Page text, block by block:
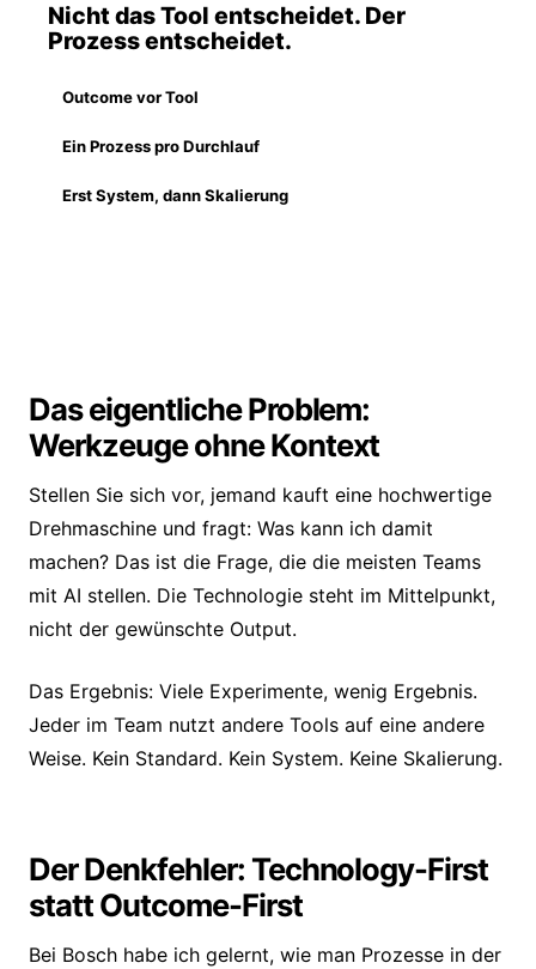
Nicht das Tool entscheidet. Der
Prozess entscheidet.
Outcome vor Tool
Ein Prozess pro Durchlauf
Erst System, dann Skalierung
Das eigentliche Problem:
Werkzeuge ohne Kontext
Stellen Sie sich vor, jemand kauft eine hochwertige
Drehmaschine und fragt: Was kann ich damit
machen? Das ist die Frage, die die meisten Teams
mit AI stellen. Die Technologie steht im Mittelpunkt,
nicht der gewünschte Output.
Das Ergebnis: Viele Experimente, wenig Ergebnis.
Jeder im Team nutzt andere Tools auf eine andere
Weise. Kein Standard. Kein System. Keine Skalierung.
Der Denkfehler: Technology-First
statt Outcome-First
Bei Bosch habe ich gelernt, wie man Prozesse in der